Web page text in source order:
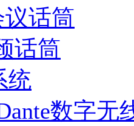
议话筒
话筒
统
数字无